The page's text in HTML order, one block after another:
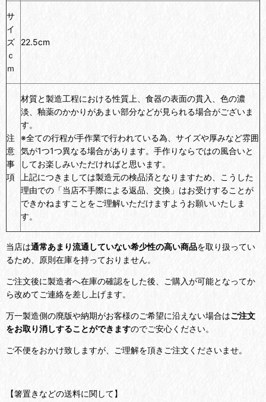
サ
イ
ズ
ｃ
ｍ
22.5cm
注
意
事
項
材質と製造工程における性質上、食器の表面の貫入、色の濃
淡、釉薬のかかりがあまい部分などが見られる場合がございま
す。
※全ての行程が手作業で行われている為、サイズや厚みなど雰囲
気が1つ1つ異なる場合があります。手作りならではの風合いと
してお楽しみいただければと思います。
上記につきましては製造元の検品済となりますため、こうした
理由での「当店不手際による返品、交換」はお受けすることが
できかねますことをご理解いただけますようお願いいたしま
す。
当店は通常あまり流通していない希少性の高い商品を取り扱ってい
るため、原則在庫を持っておりません。
ご注文後に製造者へ在庫の確認をした後、ご購入が可能となってか
ら改めてご連絡を差し上げます。
万一製造側の廃版や納期がお客様のご希望に沿えない場合はご注文
をお取り消しすることができますのでご安心ください。
ご不便をおかけ致しますが、ご理解を頂きご注文くださいませ。
【箸置きなどの送料に関して】